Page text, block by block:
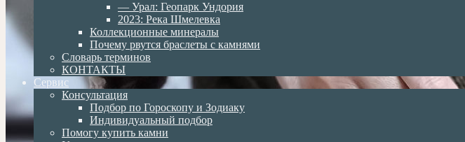
— Урал: Геопарк Ундория
2023: Река Шмелевка
Коллекционные минералы
Почему рвутся браслеты с камнями
Словарь терминов
КОНТАКТЫ
Сервис
Консультация
Подбор по Гороскопу и Зодиаку
Индивидуальный подбор
Помогу купить камни